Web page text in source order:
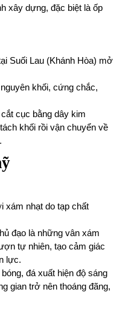
xây dựng, đặc biệt là ốp
Suối Lau (Khánh Hòa) mở
khối, cứng chắc,
cục bằng dây kim
khối rồi vận chuyển về
xám nhạt do tạp chất
đạo là những vân xám
tự nhiên, tạo cảm giác
lực.
đá xuất hiện độ sáng
gian trở nên thoáng đãng,